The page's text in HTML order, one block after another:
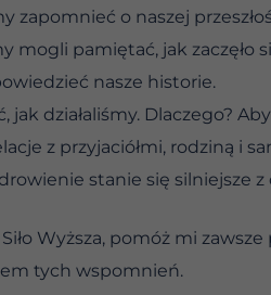
zapomnieć o naszej
mogli pamiętać, jak
nasze historie.
jak działaliśmy. Dlaczego?
z przyjaciółmi, rodziną
stanie się silniejsze z
Wyższa, pomóż mi
tych wspomnień.